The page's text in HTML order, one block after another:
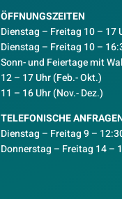
ÖFFNUNGSZEITEN
Dienstag – Freitag 10 – 17
Dienstag – Freitag 10 –
Sonn- und Feiertage mit
12 – 17 Uhr (Feb.- Okt.)
11 – 16 Uhr (Nov.- Dez.)
TELEFONISCHE
Dienstag – Freitag 9 –
Donnerstag – Freitag 14 –